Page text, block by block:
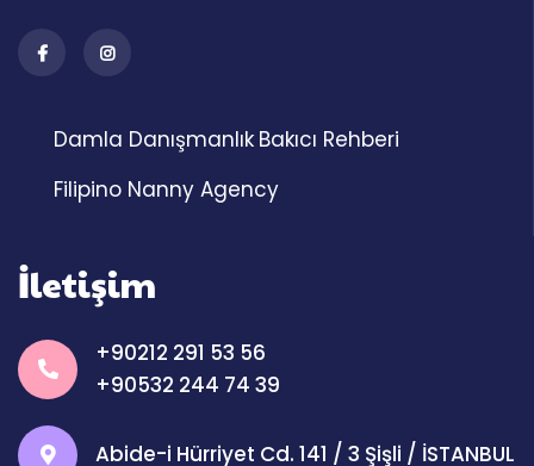
Damla Danışmanlık Bakıcı Rehberi
Filipino Nanny Agency
İletişim
+90212 291 53 56
+90532 244 74 39
Abide-i Hürriyet Cd. 141 / 3 Şişli / İSTANBUL